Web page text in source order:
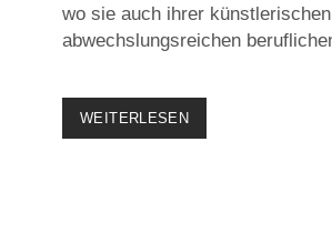
wo sie auch ihrer
abwechslungsreichen
WEITERLESENASTRID
BURKHARDT